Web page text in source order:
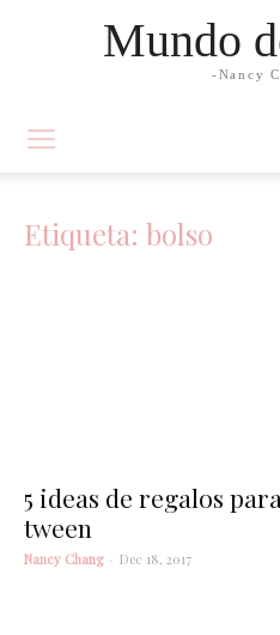
Mundo
-Nancy
Etiqueta: bolso
5 ideas de regalos
tween
Nancy Chang - Dec 18, 2017